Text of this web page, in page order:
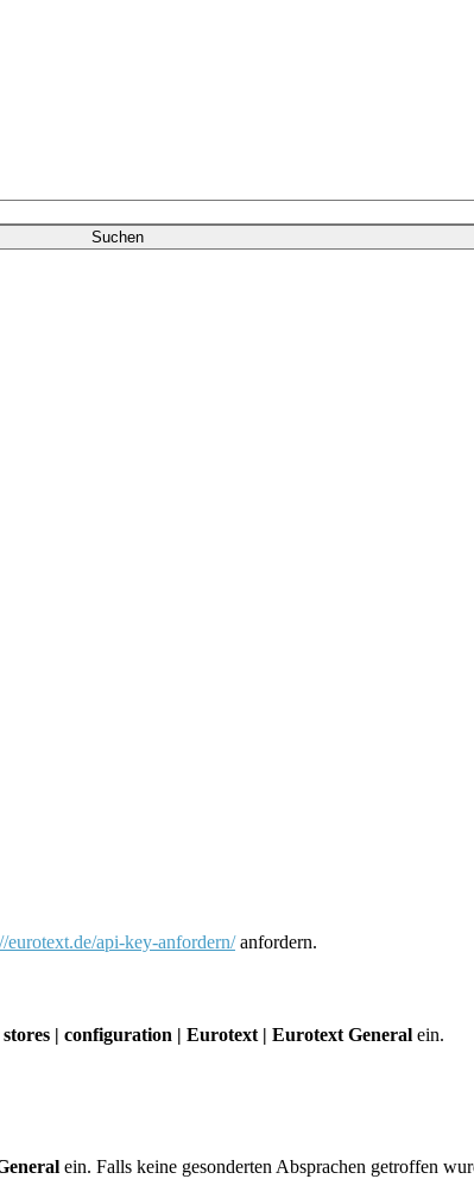
eurotext.de/api-key-anfordern/anfordern.
stores | configuration | Eurotext | Eurotext General ein.
ein. Falls keine gesonderten Absprachen getroffen